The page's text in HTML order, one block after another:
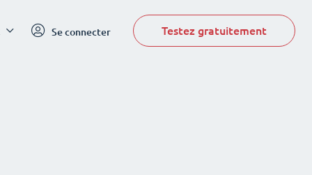
Se connecter Testez gratuitement